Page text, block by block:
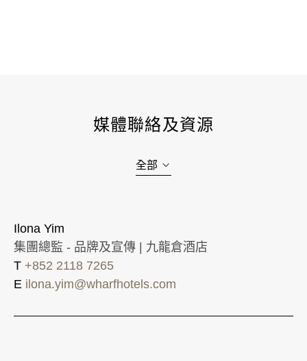
媒體聯絡及資源
全部
Ilona Yim
集團總監 - 品牌及宣傳 | 九龍倉酒店
T +852 2118 7265
E ilona.yim@wharfhotels.com